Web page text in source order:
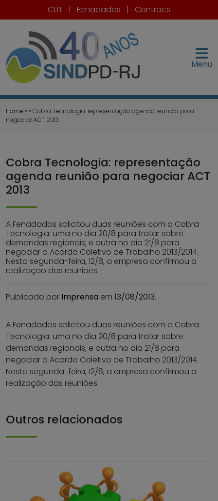
CUT | Fenadados | Contracs
Menu
Home » » Cobra Tecnologia: representação agenda reunião para
negociar ACT 2013
Cobra Tecnologia: representação
agenda reunião para negociar ACT
2013
A Fenadados solicitou duas reuniões com a Cobra
Tecnologia: uma no dia 20/8 para tratar sobre
demandas regionais; e outra no dia 21/8 para
negociar o Acordo Coletivo de Trabalho 2013/2014.
Nesta segunda-feira, 12/8, a empresa confirmou a
realização das reuniões.
Publicado por Imprensa em 13/08/2013.
A Fenadados solicitou duas reuniões com a Cobra
Tecnologia: uma no dia 20/8 para tratar sobre
demandas regionais; e outra no dia 21/8 para
negociar o Acordo Coletivo de Trabalho 2013/2014.
Nesta segunda-feira, 12/8, a empresa confirmou a
realização das reuniões.
Outros relacionados